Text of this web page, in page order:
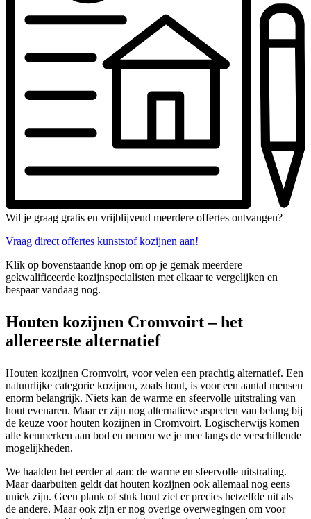
Wil je graag gratis en vrijblijvend meerdere offertes ontvangen?
Vraag direct offertes kunststof kozijnen aan!
Klik op bovenstaande knop om op je gemak meerdere
gekwalificeerde kozijnspecialisten met elkaar te vergelijken en
bespaar vandaag nog.
Houten kozijnen Cromvoirt – het
allereerste alternatief
Houten kozijnen Cromvoirt, voor velen een prachtig alternatief. Een
natuurlijke categorie kozijnen, zoals hout, is voor een aantal mensen
enorm belangrijk. Niets kan de warme en sfeervolle uitstraling van
hout evenaren. Maar er zijn nog alternatieve aspecten van belang bij
de keuze voor houten kozijnen in Cromvoirt. Logischerwijs komen
alle kenmerken aan bod en nemen we je mee langs de verschillende
mogelijkheden.
We haalden het eerder al aan: de warme en sfeervolle uitstraling.
Maar daarbuiten geldt dat houten kozijnen ook allemaal nog eens
uniek zijn. Geen plank of stuk hout ziet er precies hetzelfde uit als
de andere. Maar ook zijn er nog overige overwegingen om voor